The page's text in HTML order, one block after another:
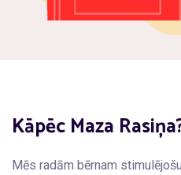
Kāpēc Maza
Mēs radām bērnam